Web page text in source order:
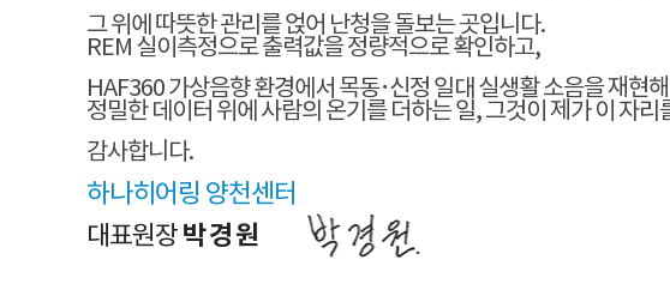
그 위에 따뜻한 관리를 얹어 난청을 돌보는 곳입니다.
REM 실이측정으로 출력값을 정량적으로 확인하고,
HAF360 가상음향 환경에서 목동·신정 일대 실생활 소음을 재현
정밀한 데이터 위에 사람의 온기를 더하는 일, 그것이 제가 이 자
감사합니다.
하나히어링 양천센터
대표원장 박경원